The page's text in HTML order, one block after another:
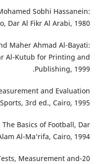
Sobhi Hassanein:
Dar Al Fikr Al Arabi, 1980.
Maher Ahmad Al-Bayati:
Al-Kutub for Printing and
Publishing, 1999.
and Evaluation
3rd ed., Cairo, 1995.
Basics of Football, Dar
Al-Ma’rifa, Cairo, 1994.
Measurement and